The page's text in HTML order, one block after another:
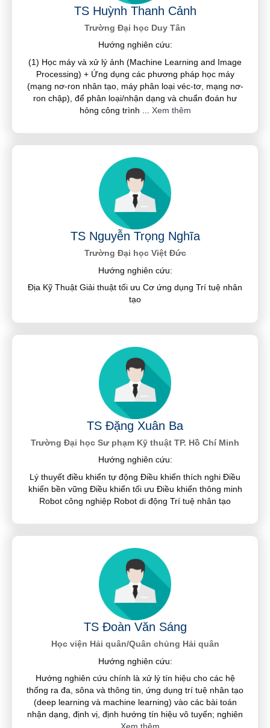
TS Huỳnh Thanh Cảnh
Trường Đại học Duy Tân
Hướng nghiên cứu:
(1) Học máy và xử lý ảnh (Machine Learning and Image
Processing) + Ứng dụng các phương pháp học máy
(mạng nơ-ron nhân tạo, máy phân loại véc-tơ, mạng nơ-
ron chập), để phân loại/nhận dạng và chuẩn đoán hư
hỏng công trình
Xem thêm
TS Nguyễn Trọng Nghĩa
Trường Đại học Việt Đức
Hướng nghiên cứu:
Địa Kỹ Thuật Giải thuật tối ưu Cơ ứng dụng Trí tuệ nhân
tạo
TS Đặng Xuân Ba
Trường Đại học Sư phạm Kỹ thuật TP. Hồ Chí Minh
Hướng nghiên cứu:
Lý thuyết điều khiển tự động Điều khiển thích nghi Điều
khiển bền vững Điều khiển tối ưu Điều khiển thông minh
Robot công nghiệp Robot di động Trí tuệ nhân tạo
TS Đoàn Văn Sáng
Học viện Hải quân/Quân chủng Hải quân
Hướng nghiên cứu:
Hướng nghiên cứu chính là xử lý tín hiệu cho các hệ
thống ra đa, sôna và thông tin, ứng dụng trí tuệ nhân tạo
(deep learning và machine learning) vào các bài toán
nhận dạng, định vị, định hướng tín hiệu vô tuyến; nghiên